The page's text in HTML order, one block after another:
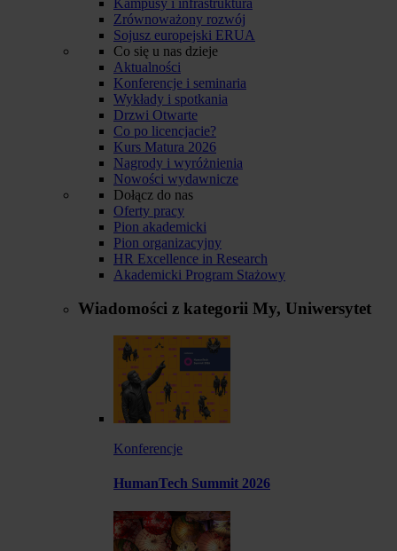
Zrównoważony rozwój
Sojusz europejski ERUA
Co się u nas dzieje
Aktualności
Konferencje i seminaria
Wykłady i spotkania
Drzwi Otwarte
Co po licencjacie?
Kurs Matura 2026
Nagrody i wyróżnienia
Nowości wydawnicze
Dołącz do nas
Oferty pracy
Pion akademicki
Pion organizacyjny
HR Excellence in Research
Akademicki Program Stażowy
Wiadomości z kategorii My, Uniwersytet
Konferencje
HumanTech Summit 2026